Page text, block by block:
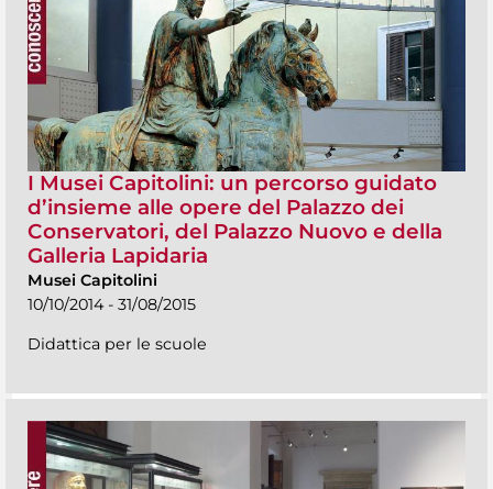
I Musei Capitolini: un percorso guidato
d’insieme alle opere del Palazzo dei
Conservatori, del Palazzo Nuovo e della
Galleria Lapidaria
Musei Capitolini
10/10/2014 - 31/08/2015
Didattica per le scuole